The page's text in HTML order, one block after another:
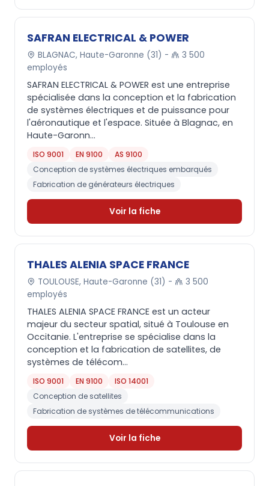
SAFRAN ELECTRICAL & POWER
BLAGNAC, Haute-Garonne (31) -
3 500
employés
SAFRAN ELECTRICAL & POWER est une entreprise
spécialisée dans la conception et la fabrication
de systèmes électriques et de puissance pour
l'aéronautique et l'espace. Située à Blagnac, en
Haute-Garonn...
ISO 9001 EN 9100
AS 9100
Conception de systèmes électriques embarqués
Fabrication de générateurs électriques
Voir la fiche
THALES ALENIA SPACE FRANCE
TOULOUSE, Haute-Garonne (31) -
3 500
employés
THALES ALENIA SPACE FRANCE est un acteur
majeur du secteur spatial, situé à Toulouse en
Occitanie. L'entreprise se spécialise dans la
conception et la fabrication de satellites, de
systèmes de télécom...
ISO 9001 EN 9100
ISO 14001
Conception de satellites
Fabrication de systèmes de télécommunications
Voir la fiche